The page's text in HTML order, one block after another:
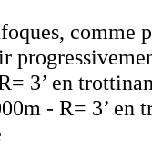
comme
3’ en
- R= 3’ en